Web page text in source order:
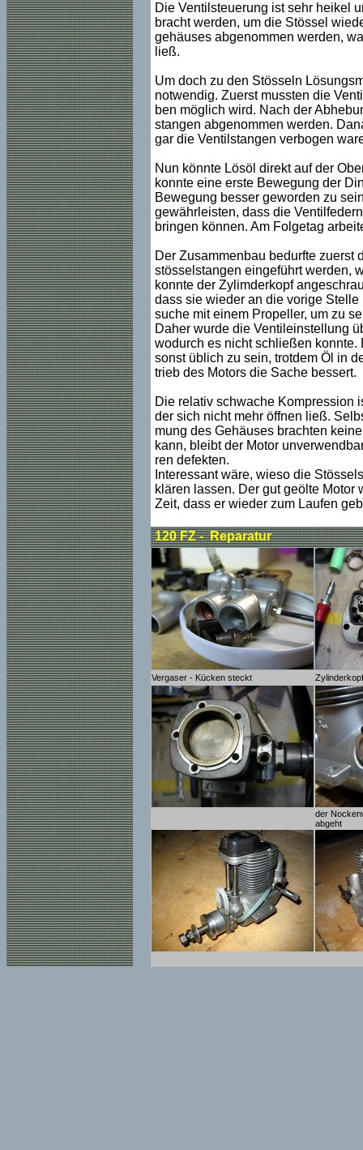
Die Ventilsteuerung ist sehr heikel
bracht werden, um die Stössel
gehäuses abgenommen werden,
ließ.
Um doch zu den Stösseln
notwendig. Zuerst mussten die
ben möglich wird. Nach der
stangen abgenommen werden.
gar die Ventilstangen verbogen
Nun könnte Lösöl direkt auf der
konnte eine erste Bewegung der
Bewegung besser geworden zu
gewährleisten, dass die
bringen können. Am Folgetag
Der Zusammenbau bedurfte zuerst
stösselstangen eingeführt werden,
konnte der Zylimderkopf
dass sie wieder an die vorige
suche mit einem Propeller, um zu
Daher wurde die Ventileinstellung
wodurch es nicht schließen
sonst üblich zu sein, trotdem Öl in
trieb des Motors die Sache bessert.
Die relativ schwache Kompression
der sich nicht mehr öffnen ließ.
mung des Gehäuses brachten
kann, bleibt der Motor
ren defekten.
Interessant wäre, wieso die
klären lassen. Der gut geölte
Zeit, dass er wieder zum Laufen
120 FZ - Reparatur
Vergaser - Kücken steckt
der
abgeht